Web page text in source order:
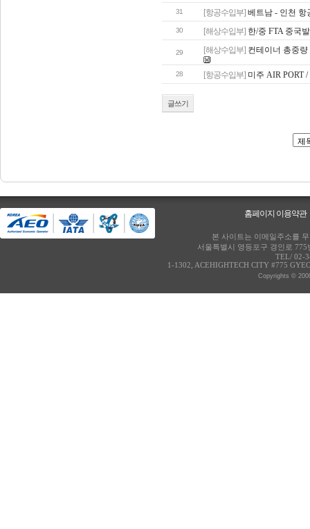
31 [항공수입부] 베트남 - 인천 항
30 [해상수입부] 한/중 FTA 중국
29 [해상수입부] 컨테이너 총중
28 [항공수입부] 미주 AIR PORT
글쓰기
홈페이지 이용약관
본 사이트는 이메일주소를
서울특별시 영등포구 경인로
TEL/ 02-
1-1302, ACEHIGHTECH CITY #775
Copyrights ©